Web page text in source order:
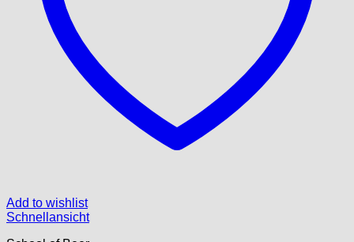
Add to wishlist
Schnellansicht